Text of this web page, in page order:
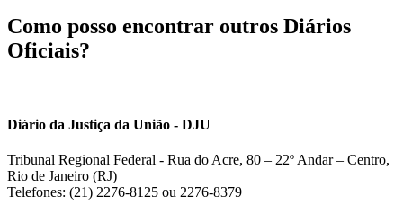
Como posso encontrar outros Diários
Oficiais?
Diário da Justiça da União - DJU
Tribunal Regional Federal - Rua do Acre, 80 – 22º Andar – Centro,
Rio de Janeiro (RJ)
Telefones: (21) 2276-8125 ou 2276-8379